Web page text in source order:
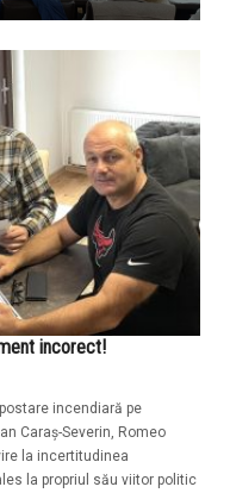
incorect!
incendiară pe
Caraș-Severin, Romeo
la incertitudinea
la propriul său viitor politic